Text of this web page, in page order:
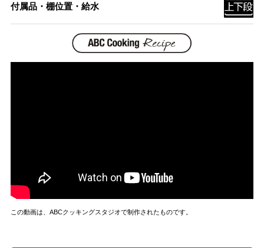
付属品・棚位置・給水
この動画は、ABCクッキングスタジオで制作されたものです。